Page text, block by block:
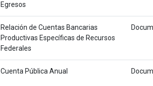
Egresos
Relación de Cuentas Bancarias
Productivas Específicas de Recursos
Federales
Cuenta Pública Anual